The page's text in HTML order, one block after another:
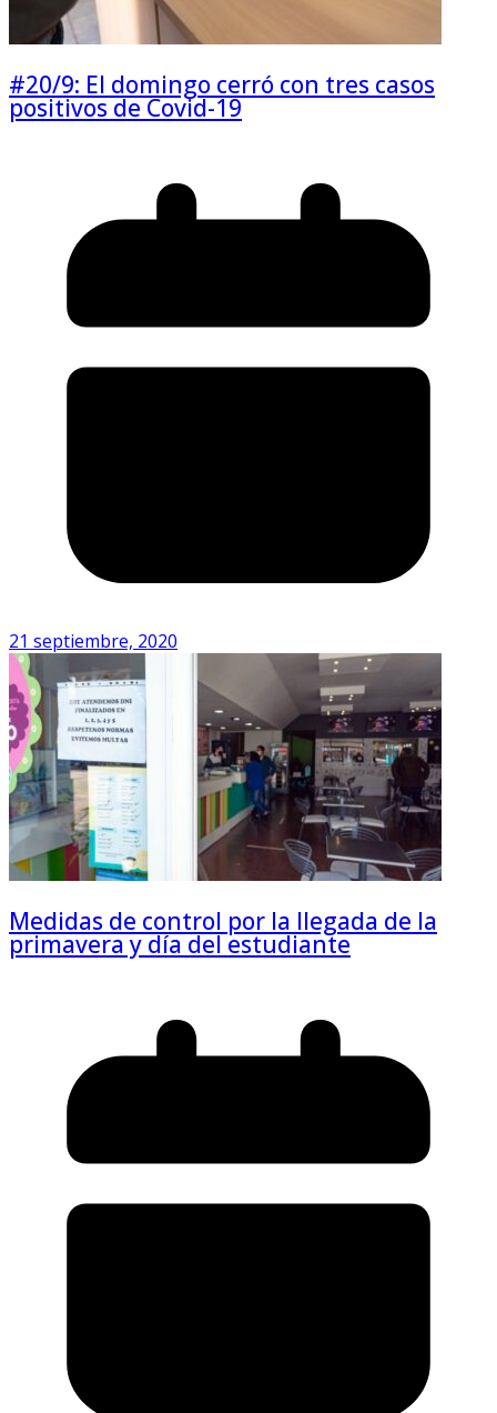
#20/9: El domingo cerró con tres casos
positivos de Covid-19
21 septiembre, 2020
Medidas de control por la llegada de la
primavera y día del estudiante